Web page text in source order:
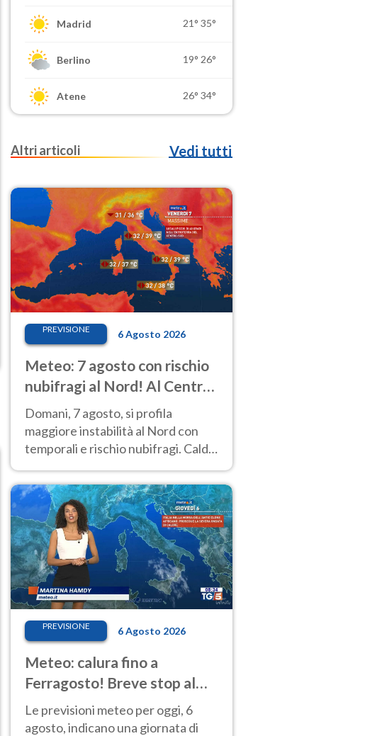
Madrid 21° 35°
Berlino 19° 26°
Atene 26° 34°
Altri articoli Vedi tutti
PREVISIONE 6 Agosto 2026
Meteo: 7 agosto con rischio
nubifragi al Nord! Al Centro-
Sud caldo estremo
Domani, 7 agosto, si profila
maggiore instabilità al Nord con
temporali e rischio nubifragi. Caldo
previsioni.
PREVISIONE 6 Agosto 2026
Meteo: calura fino a
Ferragosto! Breve stop al
Nord tra 7 e 9 agosto
Le previsioni meteo per oggi, 6
agosto, indicano una giornata di